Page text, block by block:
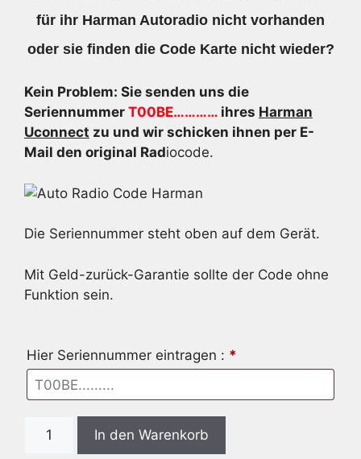
für ihr Harman Autoradio nicht vorhanden
oder sie finden die Code Karte nicht wieder?
Kein Problem: Sie senden uns die
Seriennummer T00BE………… ihres Harman
Uconnect zu und wir schicken ihnen per E-
Mail den original Radiocode.
Die Seriennummer steht oben auf dem Gerät.
Mit Geld-zurück-Garantie sollte der Code ohne
Funktion sein.
Hier Seriennummer eintragen : *
Radio
In den Warenkorb